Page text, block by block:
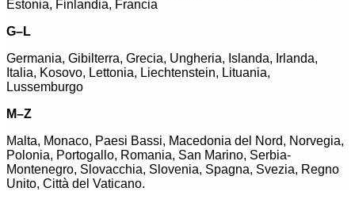
Estonia, Finlandia, Francia
G–L
Germania, Gibilterra, Grecia, Ungheria, Islanda, Irlanda,
Italia, Kosovo, Lettonia, Liechtenstein, Lituania,
Lussemburgo
M–Z
Malta, Monaco, Paesi Bassi, Macedonia del Nord, Norvegia,
Polonia, Portogallo, Romania, San Marino, Serbia-
Montenegro, Slovacchia, Slovenia, Spagna, Svezia, Regno
Unito, Città del Vaticano.